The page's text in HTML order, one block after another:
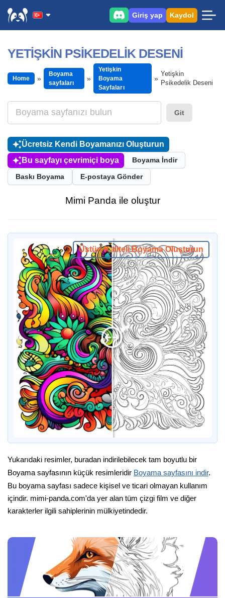
Giriş yap Kaydol
YETIŞKIN PSIKEDELIK DESENI
Home
Boyama
sayfaları
Yetişkin
Boyama
Sayfaları
Yetişkin
Psikedelik Deseni
Git
Ücretsiz Kendi Boyamanızı Oluşturun
Bu sayfayı çevrimiçi boya
Boyama İndir
Baskı Boyama E-postaya Gönder
Mimi Panda ile oluştur
Üstün Kaliteli Boyama Oluşturun
Yukarıdaki resimler, buradan indirilebilecek tam boyutlu bir
Boyama sayfasının küçük resimleridir Boyama sayfasını indir.
Bu boyama sayfası sadece kişisel ve ticari olmayan kullanım
içindir. mimi-panda.com'da yer alan tüm çizgi film ve diğer
karakterler ilgili sahiplerinin mülkiyetindedir.